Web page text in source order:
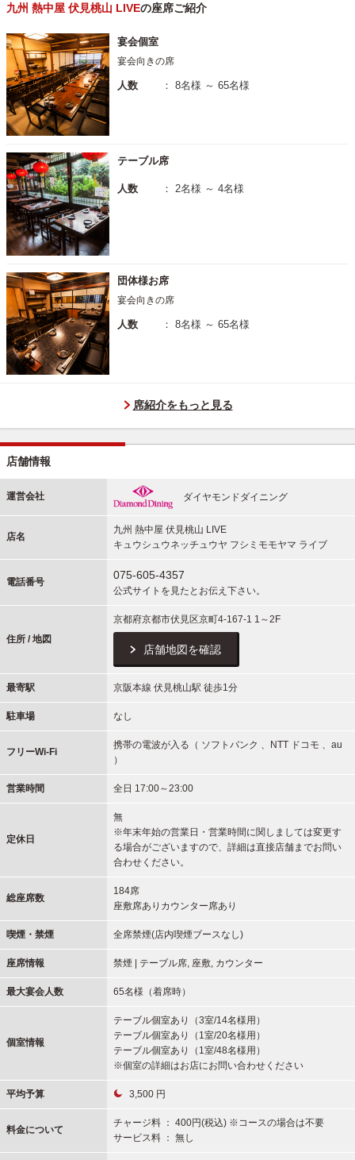
九州 熱中屋 伏見桃山 LIVEの座席ご紹介
宴会個室
宴会向きの席
人数 ： 8名様 ～ 65名様
テーブル席
人数 ： 2名様 ～ 4名様
団体様お席
宴会向きの席
人数 ： 8名様 ～ 65名様
席紹介をもっと見る
店舗情報
運営会社 ダイヤモンドダイニング
店名
九州 熱中屋 伏見桃山 LIVE
キュウシュウネッチュウヤ フシミモモヤマ ライブ
電話番号
075-605-4357
公式サイトを見たとお伝え下さい。
住所 / 地図
京都府京都市伏見区京町4-167-1 1～2F
店舗地図を確認
最寄駅 京阪本線 伏見桃山駅 徒歩1分
駐車場 なし
フリーWi-Fi
携帯の電波が入る（ ソフトバンク 、NTT ドコモ 、au
）
営業時間 全日 17:00～23:00
定休日
無
※年末年始の営業日・営業時間に関しましては変更す
る場合がございますので、詳細は直接店舗までお問い
合わせください。
総座席数
184席
座敷席ありカウンター席あり
喫煙・禁煙 全席禁煙(店内喫煙ブースなし)
座席情報 禁煙 | テーブル席, 座敷, カウンター
最大宴会人数 65名様（着席時）
個室情報
テーブル個室あり（3室/14名様用）
テーブル個室あり（1室/20名様用）
テーブル個室あり（1室/48名様用）
※個室の詳細はお店にお問い合わせください
平均予算 3,500 円
料金について
チャージ料 ： 400円(税込) ※コースの場合は不要
サービス料 ： 無し